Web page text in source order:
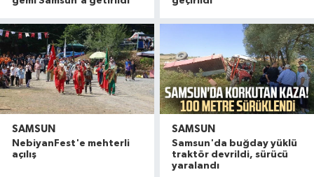
SAMSUN
NebiyanFest'e mehterli
açılış
SAMSUN
Samsun'da buğday yüklü
traktör devrildi, sürücü
yaralandı